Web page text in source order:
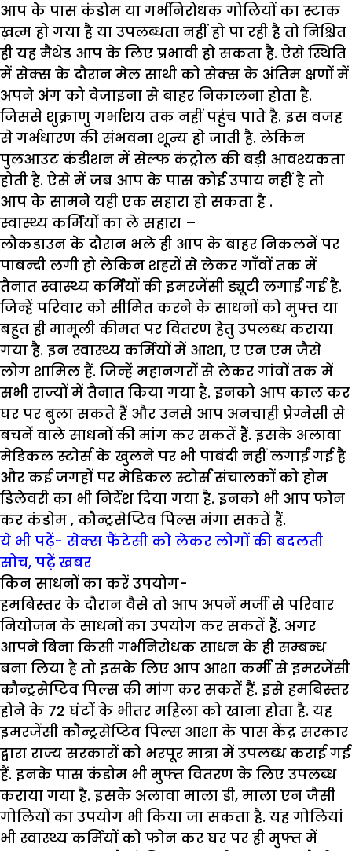
आप के पास कंडोम या गर्भनिरोधक गोलियों का स्टाक
ख़त्म हो गया है या उपलब्धता नहीं हो पा रही है तो निश्चित
ही यह मैथेड आप के लिए प्रभावी हो सकता है. ऐसे स्थिति
में सेक्स के दौरान मेल साथी को सेक्स के अंतिम क्षणों में
अपने अंग को वेजाइना से बाहर निकालना होता है.
जिससे शुक्राणु गर्भाशय तक नहीं पहुंच पाते है. इस वजह
से गर्भधारण की संभवना शून्य हो जाती है. लेकिन
पुलआउट कंडीशन में सेल्फ कंट्रोल की बड़ी आवश्यकता
होती है. ऐसे में जब आप के पास कोई उपाय नहीं है तो
आप के सामने यही एक सहारा हो सकता है .
स्वास्थ्य कर्मियों का ले सहारा –
लौकडाउन के दौरान भले ही आप के बाहर निकलनें पर
पाबन्दी लगी हो लेकिन शहरों से लेकर गाँवों तक में
तैनात स्वास्थ्य कर्मियों की इमरजेंसी ड्यूटी लगाईं गई है.
जिन्हें परिवार को सीमित करने के साधनों को मुफ्त या
बहुत ही मामूली कीमत पर वितरण हेतु उपलब्ध कराया
गया है. इन स्वास्थ्य कर्मियों में आशा, ए एन एम जैसे
लोग शामिल हैं. जिन्हें महानगरों से लेकर गांवों तक में
सभी राज्यों में तैनात किया गया है. इनको आप काल कर
घर पर बुला सकते हैं और उनसे आप अनचाही प्रेग्नेसी से
बचनें वाले साधनों की मांग कर सकतें हैं. इसके अलावा
मेडिकल स्टोर्स के खुलने पर भी पाबंदी नहीं लगाईं गई है
और कई जगहों पर मेडिकल स्टोर्स संचालकों को होम
डिलेवरी का भी निर्देश दिया गया है. इनको भी आप फोन
कर कंडोम , कौन्ट्रसेप्टिव पिल्स मंगा सकतें हैं.
ये भी पढ़ें- सेक्स फैंटेसी को लेकर लोगों की बदलती
सोच, पढ़ें खबर
किन साधनों का करें उपयोग-
हमबिस्तर के दौरान वैसे तो आप अपनें मर्जी से परिवार
नियोजन के साधनों का उपयोग कर सकतें हैं. अगर
आपने बिना किसी गर्भनिरोधक साधन के ही सम्बन्ध
बना लिया है तो इसके लिए आप आशा कर्मी से इमरजेंसी
कौन्ट्रसेप्टिव पिल्स की मांग कर सकतें हैं. इसे हमबिस्तर
होने के 72 घंटों के भीतर महिला को खाना होता है. यह
इमरजेंसी कौन्ट्रसेप्टिव पिल्स आशा के पास केंद्र सरकार
द्वारा राज्य सरकारों को भरपूर मात्रा में उपलब्ध कराई गई
हैं. इनके पास कंडोम भी मुफ्त वितरण के लिए उपलब्ध
कराया गया है. इसके अलावा माला डी, माला एन जैसी
गोलियों का उपयोग भी किया जा सकता है. यह गोलियां
भी स्वास्थ्य कर्मियों को फोन कर घर पर ही मुफ्त में